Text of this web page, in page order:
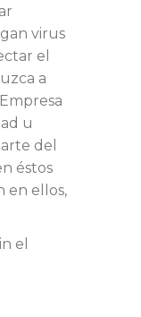
virus
el
a
u
del
éstos
en ellos,
el